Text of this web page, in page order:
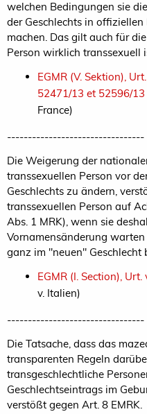
welchen Bedingungen sie
der Geschlechts in
machen. Das gilt auch für
Person wirklich transsexuell
EGMR (V. Sektion),
52471/13 et 52596/13
France)
---------------------------------
Die Weigerung der
transsexuellen Person vor
Geschlechts zu ändern,
transsexuellen Person auf
Abs. 1 MRK), wenn sie
Vornamensänderung
ganz im "neuen" Geschlecht
EGMR (I. Section),
v. Italien)
---------------------------------
Die Tatsache, dass das
transparenten Regeln
transgeschlechtliche
Geschlechtseintrags im
verstößt gegen Art. 8 EMRK.